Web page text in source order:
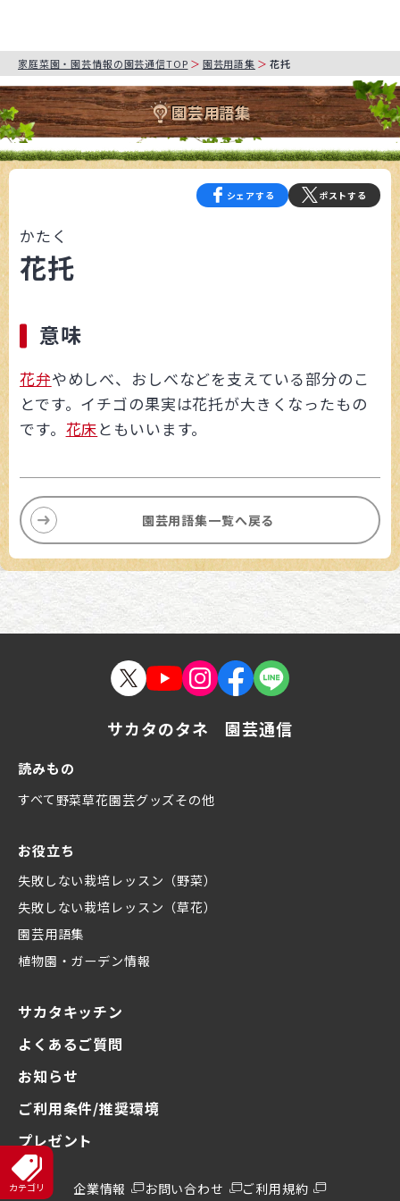
家庭菜園・園芸情報の園芸通信TOP 園芸用語集 花托
園芸用語集
シェアする ポストする
かたく
花托
意味
花弁やめしべ、おしべなどを支えている部分のこ
とです。イチゴの果実は花托が大きくなったもの
です。 花床ともいいます。
園芸用語集一覧へ戻る
サカタのタネ 園芸通信
読みもの
すべて野菜草花園芸グッズその他
お役立ち
失敗しない栽培レッスン（野菜）
失敗しない栽培レッスン（草花）
園芸用語集
植物園・ガーデン情報
サカタキッチン
よくあるご質問
お知らせ
ご利用条件/推奨環境
プレゼント
企業情報 お問い合わせ ご利用規約